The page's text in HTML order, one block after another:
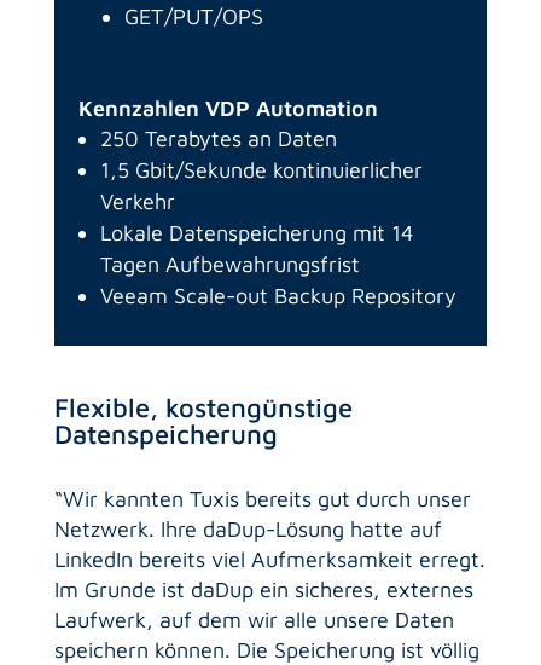
GET/PUT/OPS
Kennzahlen VDP Automation
250 Terabytes an Daten
1,5 Gbit/Sekunde kontinuierlicher
Verkehr
Lokale Datenspeicherung mit 14
Tagen Aufbewahrungsfrist
Veeam Scale-out Backup Repository
Flexible, kostengünstige
Datenspeicherung
“Wir kannten Tuxis bereits gut durch unser
Netzwerk. Ihre daDup-Lösung hatte auf
LinkedIn bereits viel Aufmerksamkeit erregt.
Im Grunde ist daDup ein sicheres, externes
Laufwerk, auf dem wir alle unsere Daten
speichern können. Die Speicherung ist völlig